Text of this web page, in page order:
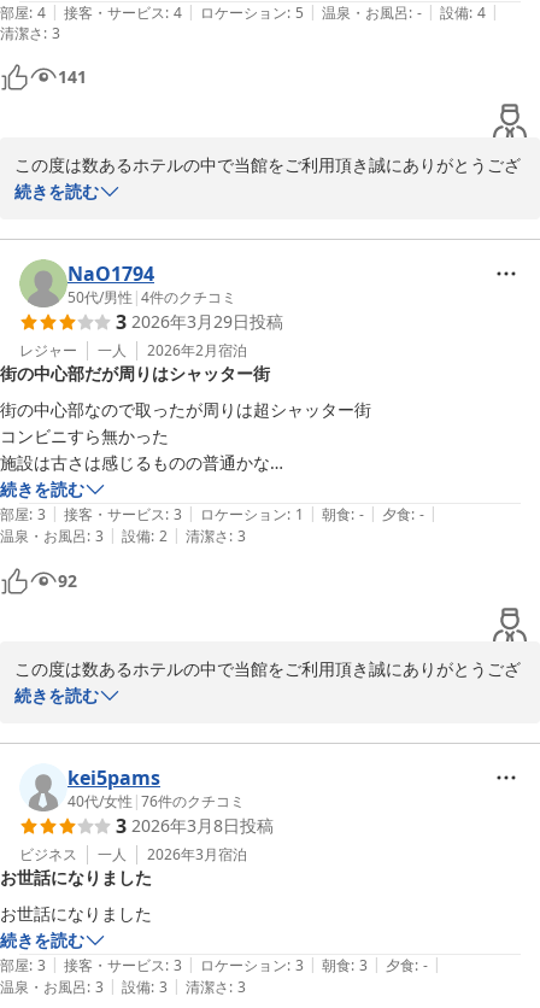
メインホテル
部屋: 4 | 接客・サービス: 4 | ロケーション: 5 | 温泉・お風呂: - | 設備: 4 |
清潔さ: 3
141
この度は数あるホテルの中で当館をご利用頂き誠にありがとうござ
います。
上げます。
スタッフ対応についてお褒めの言葉を頂戴し、大変光栄に存じま
す。
再びお客様へお会いできます日を心よりお待ち申し上げておりま
す。
メインホテル
2026-03-19
続きを読む
NaO1794
50代/男性 |4件のクチコミ
3 2026年3月29日投稿
レジャー 一人 2026年2月宿泊
街の中心部だが周りはシャッター街
街の中心部なので取ったが周りは超シャッター街
コンビニすら無かった
施設は古さは感じるものの普通かな
接客も同様
可もなく不可もなく
チェックイン前に着いたがチェックイン時間ぴったりまで待たされた
多少の融通は効かないものか
続きを読む
部屋: 3 | 接客・サービス: 3 | ロケーション: 1 | 朝食: - | 夕食: - |
温泉・お風呂: 3 | 設備: 2 | 清潔さ: 3
92
この度は数あるホテルの中で当館をご利用頂き誠にありがとうござ
います。
上げます。
チェックイン前のご案内ですが、できる限り案内を行うように努め
てはおりますが、ギリギリの時間まで清掃や点検を行っていること
と、清掃スタッフの都合上、現状は対応が難しい日が多い状況でご
ざいます。
この度はご宿泊頂き誠にありがとうございました。
メインホテル
続きを読む
kei5pams
40代/女性 |76件のクチコミ
3 2026年3月8日投稿
ビジネス 一人 2026年3月宿泊
お世話になりました
続きを読む
部屋: 3 | 接客・サービス: 3 | ロケーション: 3 | 朝食: 3 | 夕食: - |
温泉・お風呂: 3 | 設備: 3 | 清潔さ: 3